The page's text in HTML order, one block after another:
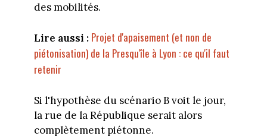
des mobilités.
Lire aussi : Projet d'apaisement (et non de
piétonisation) de la Presqu'île à Lyon : ce qu'il faut
retenir
Si l'hypothèse du scénario B voit le jour,
la rue de la République serait alors
complètement piétonne.